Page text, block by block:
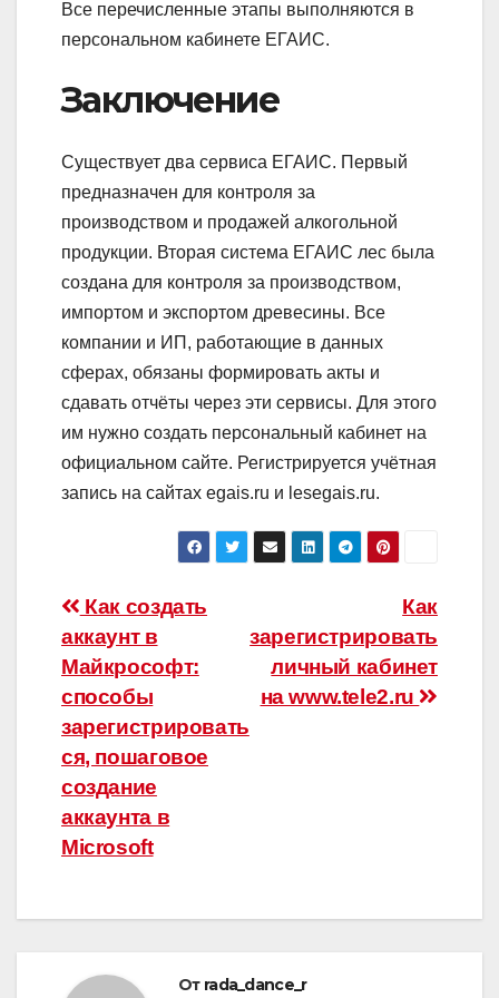
Все перечисленные этапы выполняются в
персональном кабинете ЕГАИС.
Заключение
Существует два сервиса ЕГАИС. Первый
предназначен для контроля за
производством и продажей алкогольной
продукции. Вторая система ЕГАИС лес была
создана для контроля за производством,
импортом и экспортом древесины. Все
компании и ИП, работающие в данных
сферах, обязаны формировать акты и
сдавать отчёты через эти сервисы. Для этого
им нужно создать персональный кабинет на
официальном сайте. Регистрируется учётная
запись на сайтах egais.ru и lesegais.ru.
Навигация
по
записям
Как
зарегистрировать
личный кабинет
на www.tele2.ru
Как создать
аккаунт в
Майкрософт:
способы
зарегистрировать
ся, пошаговое
создание
аккаунта в
Microsoft
От rada_dance_r